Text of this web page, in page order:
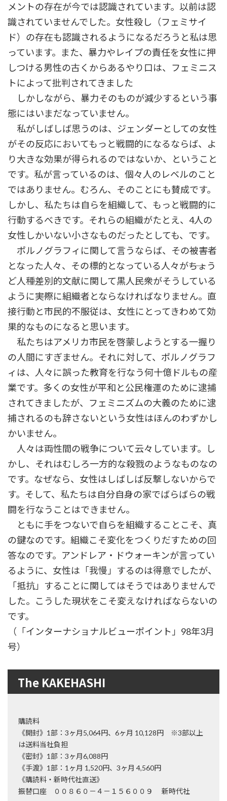
メントの存在が今では認識されています。以前は認
識されていませんでした。女性殺し（フェミサイ
ド）の存在も認識されるようになるだろうと私は思
っています。また、暴力やレイプの責任を女性に押
しつける男性の古くからあるやり口は、フェミニス
トによって批判されてきました
しかしながら、暴力そのものが減少するという事
態にはいまだなっていません。
私がしばしば思うのは、ジェンダーとしての女性
がその反応においてもっと戦闘的になるならば、よ
り大きな効果が得られるのではないか、ということ
です。私が言っているのは、個々人のレベルのこと
ではありません。むろん、そのことにも賛成です。
しかし、私たちは自らを組織して、もっと戦闘的に
行動するべきです。それらの組織がたとえ、4人の
女性しかいない小さなものだったとしても、です。
ポルノグラフィに関して言うならば、その被害者
となった人々、その標的となっている人々が――ちょう
ど人種差別的文献に関して黒人民衆がそうしている
ように――実際に組織者とならなければなりません。直
接行動と市民的不服従は、女性にとってきわめて効
果的なものになると思います。
私たちはアメリカ市民を啓蒙しようとする一握り
の人間にすぎません。それに対して、ポルノグラフ
ィは、人々に誤った教育を行なう何十億ドルもの産
業です。多くの女性が平和と公民権運のために逮捕
されてきましたが、フェミニズムの大義のために逮
捕されるのも辞さないという女性はほんのわずかし
かいません。
人々は両性間の戦争について云々しています。し
かし、それはむしろ一方的な殺戮のようなものなの
です。なぜなら、女性はしばしば反撃しないからで
す。そして、私たちは自分自身の家でばらばらの戦
闘を行なうことはできません。
ともに手をつないで自らを組織することこそ、真
の鍵なのです。組織こそ変化をつくりだすための回
答なのです。アンドレア・ドウォーキンが言ってい
るように、女性は「我慢」するのは得意でしたが、
「抵抗」することに関してはそうではありませんで
した。こうした現状をこそ変えなければならないの
です。
（「インターナショナルビューポイント」98年3月
号）
The KAKEHASHI
購読料
《開封》1部：3ヶ月5,064円、6ヶ月 10,128円 ※3部以上
は送料当社負担
《密封》1部：3ヶ月6,088円
《手渡》1部：1ヶ月 1,520円、3ヶ月 4,560円
《購読料・新時代社直送》
振替口座 ００８６０－４－１５６００９ 新時代社